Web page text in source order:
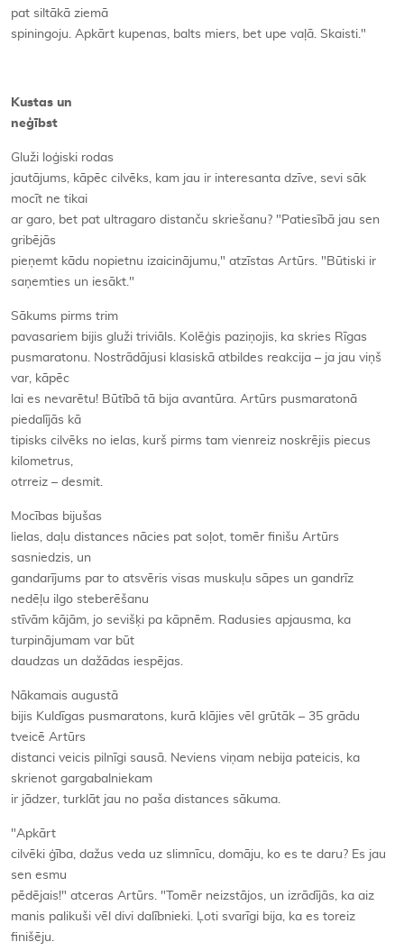
pat siltākā ziemā
spiningoju. Apkārt kupenas, balts miers, bet upe vaļā. Skaisti."
Kustas un
neģībst
Gluži loģiski rodas
jautājums, kāpēc cilvēks, kam jau ir interesanta dzīve, sevi sāk
mocīt ne tikai
ar garo, bet pat ultragaro distanču skriešanu? "Patiesībā jau sen
gribējās
pieņemt kādu nopietnu izaicinājumu," atzīstas Artūrs. "Būtiski ir
saņemties un iesākt."
Sākums pirms trim
pavasariem bijis gluži triviāls. Kolēģis paziņojis, ka skries Rīgas
pusmaratonu. Nostrādājusi klasiskā atbildes reakcija – ja jau viņš
var, kāpēc
lai es nevarētu! Būtībā tā bija avantūra. Artūrs pusmaratonā
piedalījās kā
tipisks cilvēks no ielas, kurš pirms tam vienreiz noskrējis piecus
kilometrus,
otrreiz – desmit.
Mocības bijušas
lielas, daļu distances nācies pat soļot, tomēr finišu Artūrs
sasniedzis, un
gandarījums par to atsvēris visas muskuļu sāpes un gandrīz
nedēļu ilgo steberēšanu
stīvām kājām, jo sevišķi pa kāpnēm. Radusies apjausma, ka
turpinājumam var būt
daudzas un dažādas iespējas.
Nākamais augustā
bijis Kuldīgas pusmaratons, kurā klājies vēl grūtāk – 35 grādu
tveicē Artūrs
distanci veicis pilnīgi sausā. Neviens viņam nebija pateicis, ka
skrienot gargabalniekam
ir jādzer, turklāt jau no paša distances sākuma.
"Apkārt
cilvēki ģība, dažus veda uz slimnīcu, domāju, ko es te daru? Es jau
sen esmu
pēdējais!" atceras Artūrs. "Tomēr neizstājos, un izrādījās, ka aiz
manis palikuši vēl divi dalībnieki. Ļoti svarīgi bija, ka es toreiz
finišēju.